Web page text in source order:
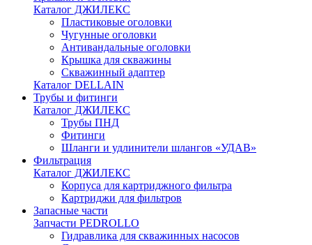
Каталог ДЖИЛЕКС
Пластиковые оголовки
Чугунные оголовки
Антивандальные оголовки
Крышка для скважины
Скважинный адаптер
Каталог DELLAIN
Трубы и фитинги
Каталог ДЖИЛЕКС
Трубы ПНД
Фитинги
Шланги и удлинители шлангов «УДАВ»
Фильтрация
Каталог ДЖИЛЕКС
Корпуса для картриджного фильтра
Картриджи для фильтров
Запасные части
Запчасти PEDROLLO
Гидравлика для скважинных насосов